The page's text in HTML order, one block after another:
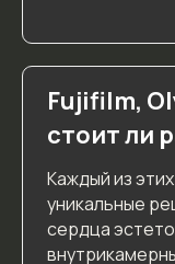
Fujifilm,
стоит ли
Каждый из
уникальные
сердца